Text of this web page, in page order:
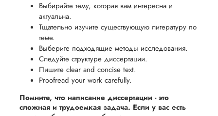
Выбирайте тему, которая вам интересна и
актуальна.
Тщательно изучите существующую литературу по
теме.
Выберите подходящие методы исследования.
Следуйте структуре диссертации.
Пишите clear and concise text.
Proofread your work carefully.
Помните, что написание диссертации - это
сложная и трудоемкая задача. Если у вас есть